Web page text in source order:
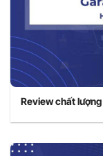
Review chất